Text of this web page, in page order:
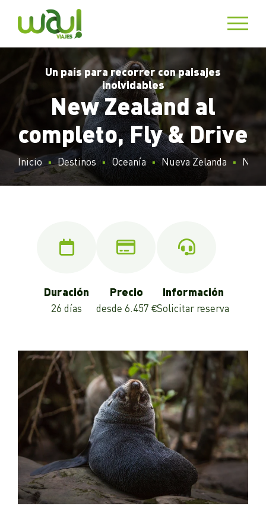
Un país para recorrer con paisajes
inolvidables
New Zealand al
completo, Fly & Drive
Inicio Destinos Oceanía Nueva Zelanda New
Duración
26 días
Precio
desde 6.457 €
Información
Solicitar reserva